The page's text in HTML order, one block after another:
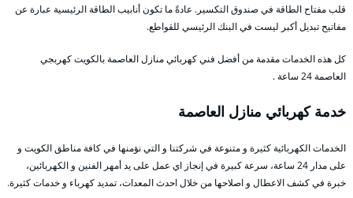
قلب مفتاح الطاقة في صندوق التكسير. عادةً ما تكون أنابيب الطاقة الرئيسية عبارة عن
مفاتيح تبديل أكبر ليست في البنك الرئيسي للقواطع.
كل هذه الخدمات مقدمة من أفضل فني كهربائي منازل العاصمة بالكويت كهربجي
العاصمة 24 ساعة .
خدمة كهربائي منازل العاصمة
الخدمات الكهربائية كثيرة و متنوعة في شركتنا و التي نؤمنها في كافة مناطق الكويت و
على مدار 24 ساعة، سرعة كبيرة في إنجاز اي عمل على يد أمهر الفنين و الكهربائين،
خبرة في كشف الاعطال و اصلاحها من خلال احدث المعدات، تمديد كهرباء و خدمات كثيرة.